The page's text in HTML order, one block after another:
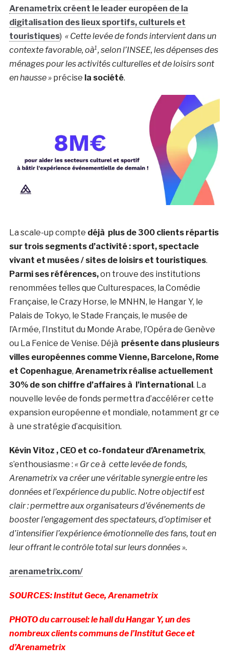
Arenametrix créent le leader européen de la
digitalisation des lieux sportifs, culturels et
touristiques) « Cette levée de fonds intervient dans un
contexte favorable, oà¹, selon l’INSEE, les dépenses des
ménages pour les activités culturelles et de loisirs sont
en hausse »précise la société.
La scale-up compte déjà plus de 300 clients répartis
sur trois segments d’activité : sport, spectacle
vivant et musées / sites de loisirs et touristiques.
Parmi ses références,on trouve des institutions
renommées telles que Culturespaces, la Comédie
Française, le Crazy Horse, le MNHN, le Hangar Y, le
Palais de Tokyo, le Stade Français, le musée de
l’Armée, l’Institut du Monde Arabe, l’Opéra de Genève
ou La Fenice de Venise. Déjà présente dans plusieurs
villes européennes comme Vienne, Barcelone, Rome
et Copenhague, Arenametrix réalise actuellement
30% de son chiffre d’affaires à l’international. La
nouvelle levée de fonds permettra d’accélérer cette
expansion européenne et mondiale, notamment gr ce
à une stratégie d’acquisition.
Kévin Vitoz , CEO et co-fondateur d’Arenametrix,
s’enthousiasme : « Gr ce à cette levée de fonds,
Arenametrix va créer une véritable synergie entre les
données et l’expérience du public. Notre objectif est
clair : permettre aux organisateurs d’événements de
booster l’engagement des spectateurs, d’optimiser et
d’intensifier l’expérience émotionnelle des fans, tout en
leur offrant le contrôle total sur leurs données ».
arenametrix.com/
SOURCES: Institut Gece, Arenametrix
PHOTO du carrousel: le hall du Hangar Y, un des
nombreux clients communs de l’Institut Gece et
d’Arenametrix